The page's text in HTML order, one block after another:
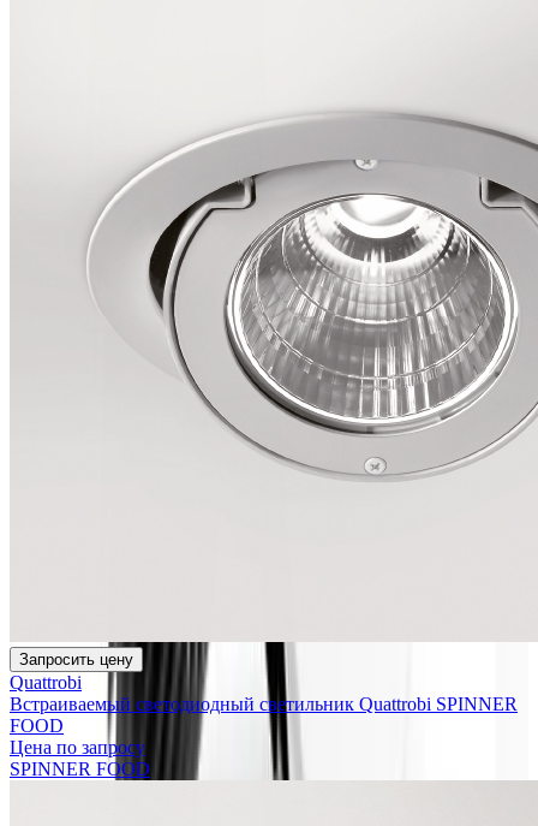
Запросить цену
Quattrobi
Встраиваемый светодиодный светильник Quattrobi SPINNER
FOOD
Цена по запросу
SPINNER FOOD